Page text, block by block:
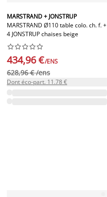
MARSTRAND + JONSTRUP
MARSTRAND Ø110 table colo. ch. f. +
4 JONSTRUP chaises beige






434,96 €/ENS
628,96 € /ens
Dont éco-part. 11.78 €